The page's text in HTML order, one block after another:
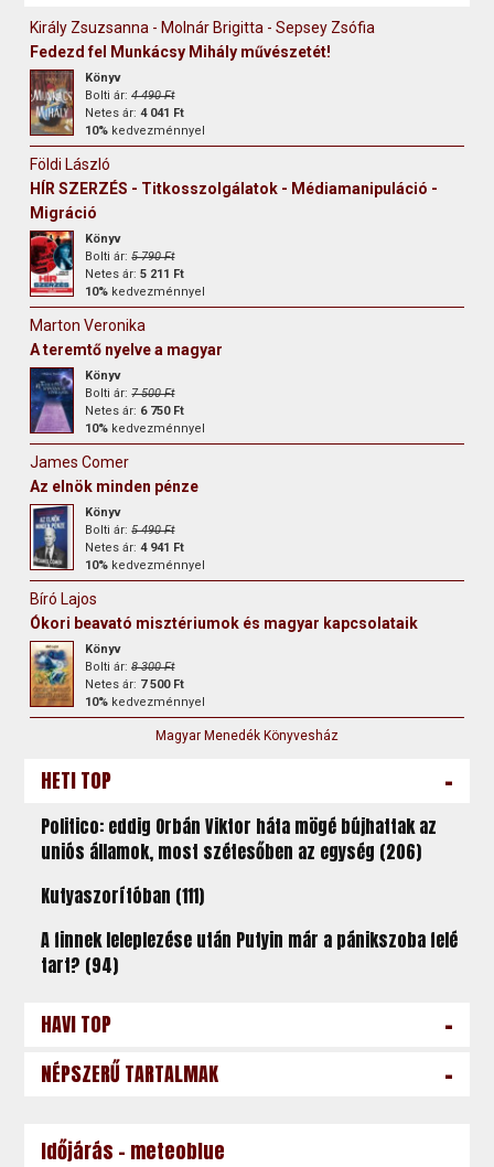
Király Zsuzsanna - Molnár Brigitta - Sepsey Zsófia
Fedezd fel Munkácsy Mihály művészetét!
Könyv
Bolti ár:4 490 Ft
Netes ár:4 041 Ft
10% kedvezménnyel
Földi László
HÍR SZERZÉS - Titkosszolgálatok - Médiamanipuláció -
Migráció
Könyv
Bolti ár:5 790 Ft
Netes ár:5 211 Ft
10% kedvezménnyel
Marton Veronika
A teremtő nyelve a magyar
Könyv
Bolti ár:7 500 Ft
Netes ár: 6 750 Ft
10% kedvezménnyel
James Comer
Az elnök minden pénze
Könyv
Bolti ár:5 490 Ft
Netes ár:4 941 Ft
10% kedvezménnyel
Bíró Lajos
Ókori beavató misztériumok és magyar kapcsolataik
Könyv
Bolti ár:8 300 Ft
Netes ár: 7 500 Ft
10% kedvezménnyel
Magyar Menedék Könyvesház
HETI TOP -
Politico: eddig Orbán Viktor háta mögé bújhattak az
uniós államok, most szétesőben az egység (206)
Kutyaszorítóban (111)
A finnek leleplezése után Putyin már a pánikszoba felé
tart? (94)
HAVI TOP -
NÉPSZERŰ TARTALMAK -
Időjárás - meteoblue